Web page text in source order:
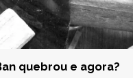
quebrou e agora?